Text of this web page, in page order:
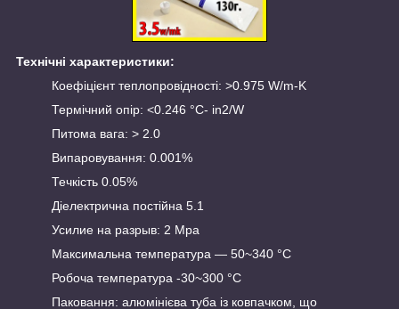
Технічні характеристики:
Коефіцієнт теплопровідності: >0.975 W/m-K
Термічний опір: <0.246 °C- in2/W
Питома вага: > 2.0
Випаровування: 0.001%
Течкість 0.05%
Діелектрична постійна 5.1
Усилие на разрыв: 2 Mpa
Максимальна температура — 50~340 °C
Робоча температура -30~300 °C
Паковання: алюмінієва туба із ковпачком, що